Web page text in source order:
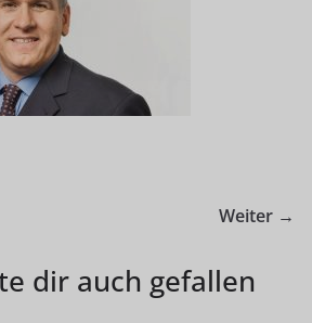
Weiter →
dir auch gefallen